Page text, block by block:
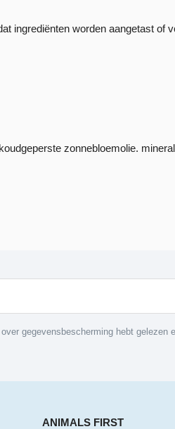
ingrediënten worden aangetast of
zonnebloemolie.
gegevensbescherming hebt gelezen
ANIMALS FIRST